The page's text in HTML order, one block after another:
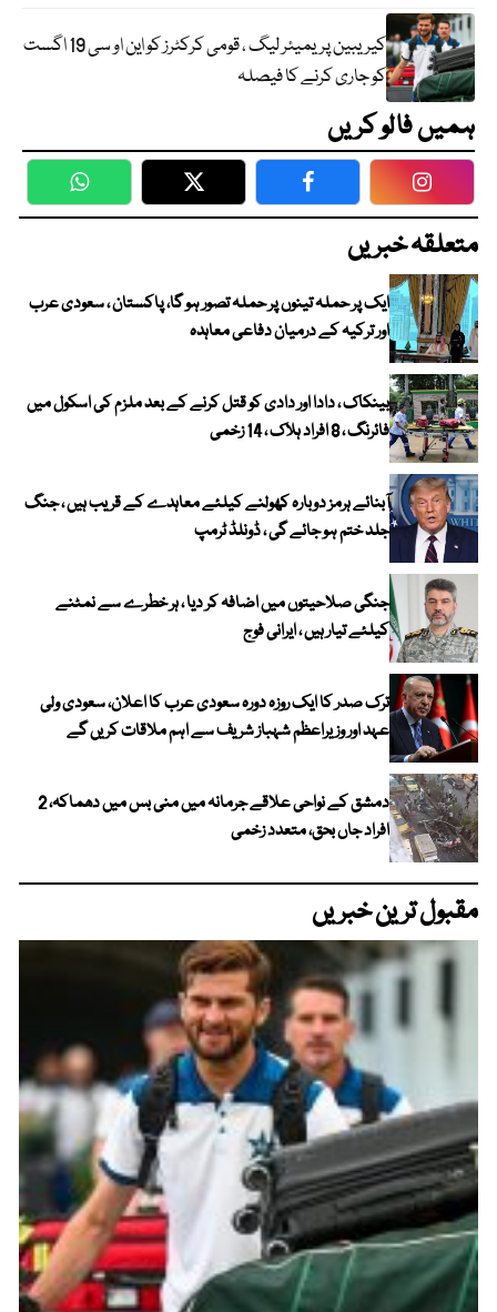
کیریبین پریمیئر لیگ ، قومی کرکٹرز کو این او سی 19 اگست
کو جاری کرنے کا فیصلہ
ہمیں فالو کریں
WhatsApp Twitter Facebook
متعلقہ خبریں
ایک پر حملہ تینوں پر حملہ تصور ہو گا، پاکستان ، سعودی عرب
اور ترکیہ کے درمیان دفاعی معاہدہ
بینکاک ، دادا اور دادی کو قتل کرنے کے بعد ملزم کی اسکول میں
فائرنگ ، 8 افراد ہلاک ، 14 زخمی
آبنائے ہرمز دوبارہ کھولنے کیلئے معاہدے کے قریب ہیں ، جنگ
جلد ختم ہو جائے گی ، ڈونلڈ ٹرمپ
جنگی صلاحیتوں میں اضافہ کر دیا ، ہر خطرے سے نمٹنے
کیلئے تیار ہیں ، ایرانی فوج
ترک صدر کا ایک روزہ دورہ سعودی عرب کا اعلان، سعودی ولی
عہد اور وزیراعظم شہباز شریف سے اہم ملاقات کریں گے
دمشق کے نواحی علاقے جرمانہ میں منی بس میں دھماکہ، 2
افراد جاں بحق، متعدد زخمی
مقبول ترین خبریں